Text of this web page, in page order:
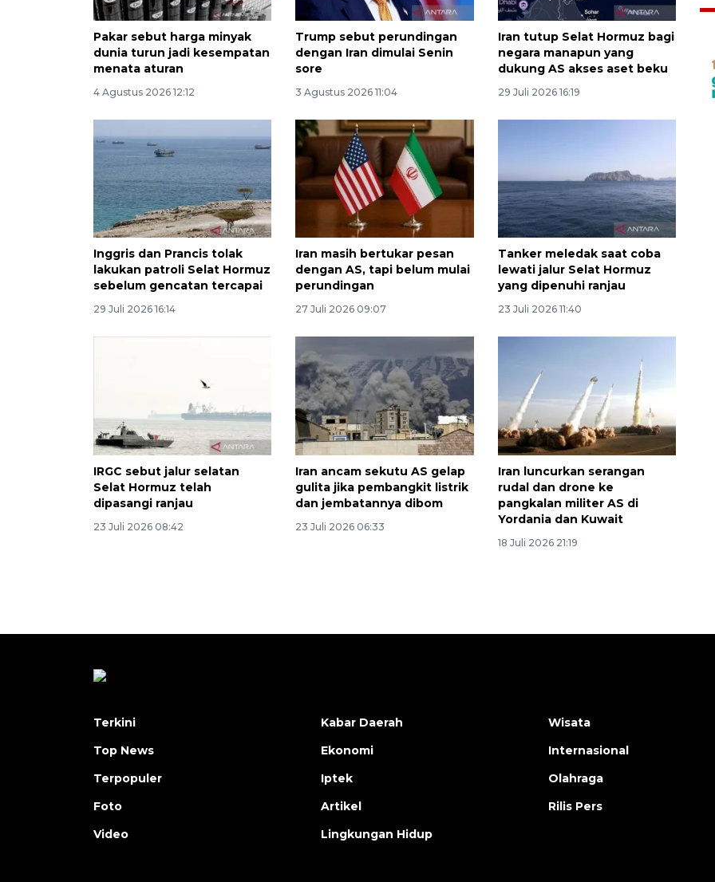
Pakar sebut harga minyak
dunia turun jadi kesempatan
menata aturan
4 Agustus 2026 12:12
Trump sebut perundingan
dengan Iran dimulai Senin
sore
3 Agustus 2026 11:04
Iran tutup Selat Hormuz bagi
negara manapun yang
dukung AS akses aset beku
29 Juli 2026 16:19
Inggris dan Prancis tolak
lakukan patroli Selat Hormuz
sebelum gencatan tercapai
29 Juli 2026 16:14
Iran masih bertukar pesan
dengan AS, tapi belum mulai
perundingan
27 Juli 2026 09:07
Tanker meledak saat coba
lewati jalur Selat Hormuz
yang dipenuhi ranjau
23 Juli 2026 11:40
IRGC sebut jalur selatan
Selat Hormuz telah
dipasangi ranjau
23 Juli 2026 08:42
Iran ancam sekutu AS gelap
gulita jika pembangkit listrik
dan jembatannya dibom
23 Juli 2026 06:33
Iran luncurkan serangan
rudal dan drone ke
pangkalan militer AS di
Yordania dan Kuwait
18 Juli 2026 21:19
Vaksin HPV untuk siswa laki-
laki
2026-08-06 06:30:00
Terkini
Top News
Terpopuler
Foto
Video
Kabar Daerah
Ekonomi
Iptek
Artikel
Lingkungan Hidup
Wisata
Internasional
Olahraga
Rilis Pers